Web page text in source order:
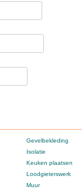
Gevelbekleding
Isolatie
Keuken plaatsen
Loodgieterswerk
Muur